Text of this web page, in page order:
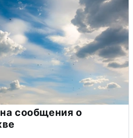
сообщения о